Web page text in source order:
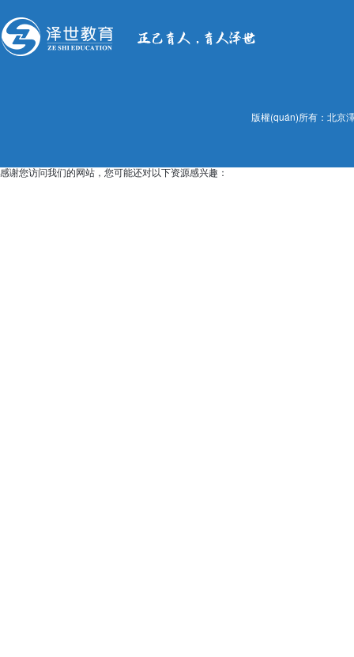
版權(quán)所有：北京
感谢您访问我们的网站，您可能还对以下资源感兴趣：